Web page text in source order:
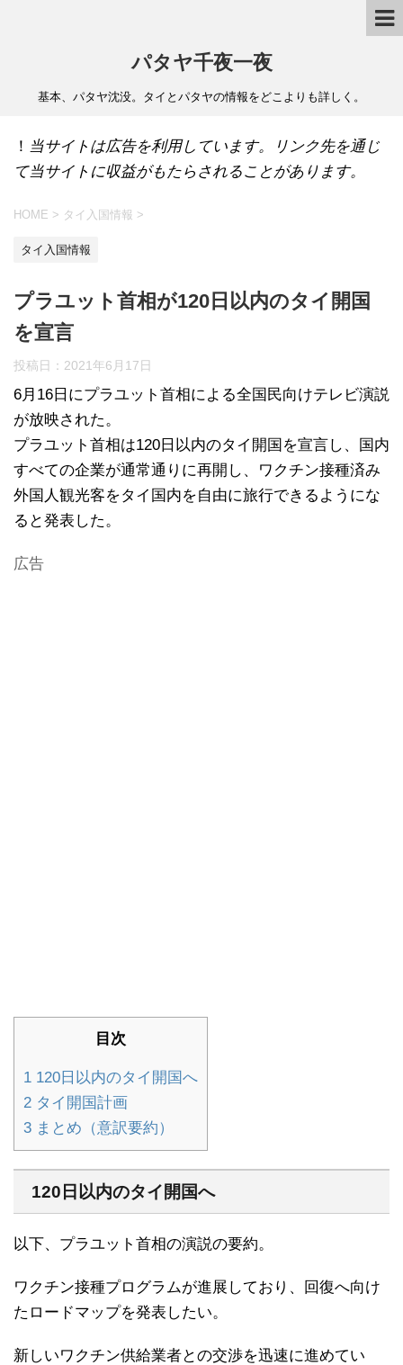
パタヤ千夜一夜
基本、パタヤ沈没。タイとパタヤの情報をどこよりも詳しく。
！ 当サイトは広告を利用しています。リンク先を通じ
て当サイトに収益がもたらされることがあります。
HOME > タイ入国情報 >
タイ入国情報
プラユット首相が120日以内のタイ開国
を宣言
投稿日： 2021年6月17日
6月16日にプラユット首相による全国民向けテレビ演説
が放映された。
プラユット首相は120日以内のタイ開国を宣言し、国内
すべての企業が通常通りに再開し、ワクチン接種済み
外国人観光客をタイ国内を自由に旅行できるようにな
ると発表した。
広告
目次
1 120日以内のタイ開国へ
2 タイ開国計画
3 まとめ（意訳要約）
120日以内のタイ開国へ
以下、プラユット首相の演説の要約。
ワクチン接種プログラムが進展しており、回復へ向け
たロードマップを発表したい。
新しいワクチン供給業者との交渉を迅速に進めてい